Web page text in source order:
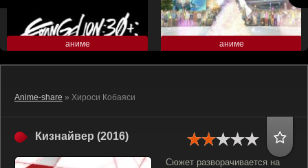
аниме аниме
Anime-share » Хироси Кобаяси
Кизнайвер (2016)
Сюжет разворачивается на